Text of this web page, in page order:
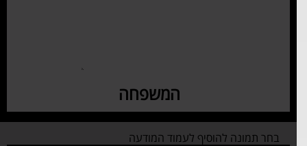
בחר תמונה להוסיף לעמוד המודעה